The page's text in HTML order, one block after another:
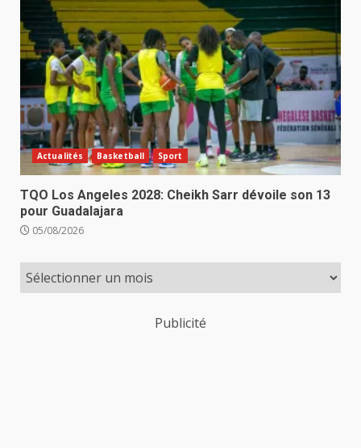
Actualités Basketball Sport
TQO Los Angeles 2028: Cheikh Sarr dévoile son 13
pour Guadalajara
05/08/2026
Publicité